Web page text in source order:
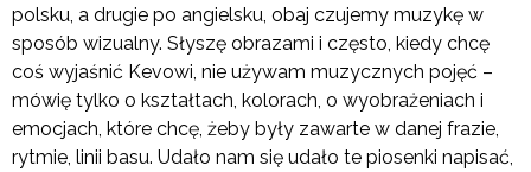
polsku, a drugie po angielsku, obaj czujemy muzykę w
sposób wizualny. Słyszę obrazami i często, kiedy chcę
coś wyjaśnić Kevowi, nie używam muzycznych pojęć –
mówię tylko o kształtach, kolorach, o wyobrażeniach i
emocjach, które chcę, żeby były zawarte w danej frazie,
rytmie, linii basu. Udało nam się udało te piosenki napisać,